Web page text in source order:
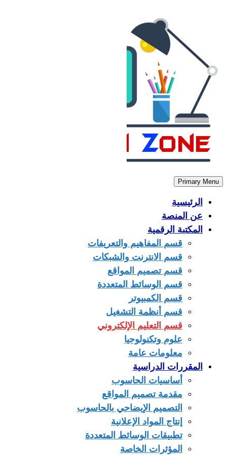
Primary Menu
الرئيسية
عن المنصة
المكتبة الرقمية
قسم المفاهيم والتعريفات
قسم الانترنت والشبكات
قسم تصميم المواقع
قسم الوسائط المتعددة
قسم الكمبيوتر
قسم أنظمة التشغيل
قسم التعليم الإلكتروني
علوم وتكنولوجيا
معلومات عامة
المقررات الدراسية
أساسيات الحاسوب
مقدمة تصميم المواقع
التصميم الإيضاحي بالحاسوب
إنتاج المواد الإعلانية
تطبيقات الوسائط المتعددة
المؤثرات الخاصة